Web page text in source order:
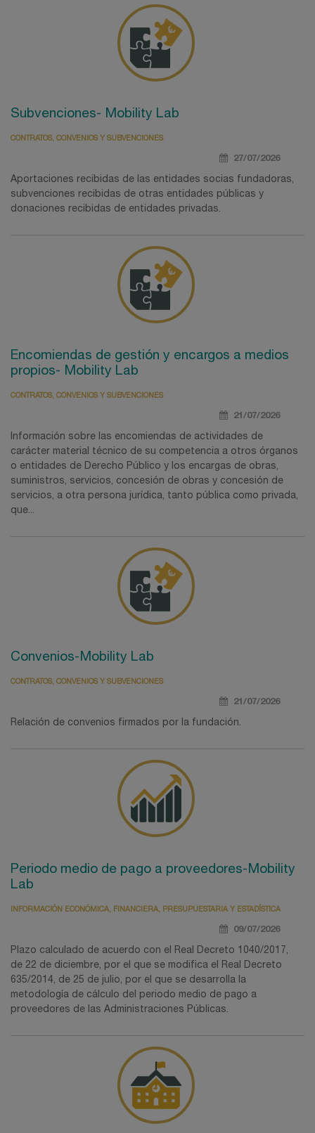
Subvenciones- Mobility Lab
CONTRATOS, CONVENIOS Y SUBVENCIONES
27/07/2026
Aportaciones recibidas de las entidades socias fundadoras,
subvenciones recibidas de otras entidades públicas y
donaciones recibidas de entidades privadas.
Encomiendas de gestión y encargos a medios
propios- Mobility Lab
CONTRATOS, CONVENIOS Y SUBVENCIONES
21/07/2026
Información sobre las encomiendas de actividades de
carácter material técnico de su competencia a otros órganos
o entidades de Derecho Público y los encargas de obras,
suministros, servicios, concesión de obras y concesión de
servicios, a otra persona jurídica, tanto pública como privada,
que...
Convenios-Mobility Lab
CONTRATOS, CONVENIOS Y SUBVENCIONES
21/07/2026
Relación de convenios firmados por la fundación.
Periodo medio de pago a proveedores-Mobility
Lab
INFORMACIÓN ECONÓMICA, FINANCIERA, PRESUPUESTARIA Y ESTADÍSTICA
09/07/2026
Plazo calculado de acuerdo con el Real Decreto 1040/2017,
de 22 de diciembre, por el que se modifica el Real Decreto
635/2014, de 25 de julio, por el que se desarrolla la
metodología de cálculo del periodo medio de pago a
proveedores de las Administraciones Públicas.